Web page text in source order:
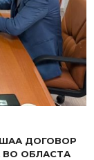
ДОГОВОР
ВО ОБЛАСТА